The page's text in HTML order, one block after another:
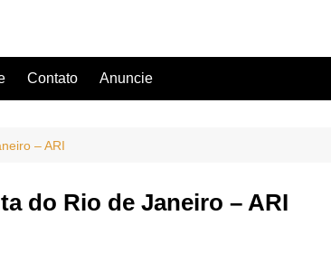
Contato Anuncie
– ARI
do Rio de Janeiro – ARI